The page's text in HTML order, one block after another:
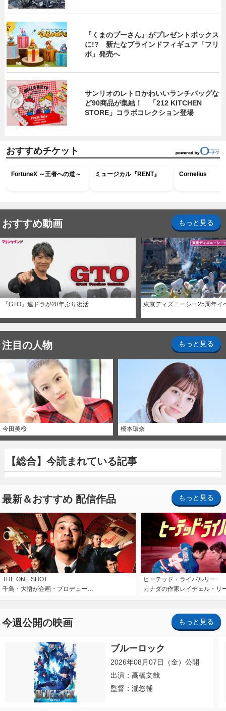
『くまのプーさん』がプレゼントボックス
に!? 新たなブラインドフィギュア「フリ
ポ」発売へ
サンリオのレトロかわいいランチバッグな
ど90商品が集結！ 「212 KITCHEN
STORE」コラボコレクション登場
おすすめチケット
FortuneX ～王者への道～ ミュージカル『RENT』 Cornelius
おすすめ動画 もっと見る
『GTO』連ドラが28年ぶり復活 東京ディズニーシー25周年イ
注目の人物 もっと見る
今田美桜 橋本環奈
【総合】今読まれている記事
最新＆おすすめ 配信作品 もっと見る
THE ONE SHOT
千鳥・大悟が企画・プロデュー…
ヒーテッド・ライバルリー
カナダの作家レイチェル・リ
今週公開の映画 もっと見る
ブルーロック
2026年08月07日（金）公開
出演：高橋文哉
監督：瀧悠輔